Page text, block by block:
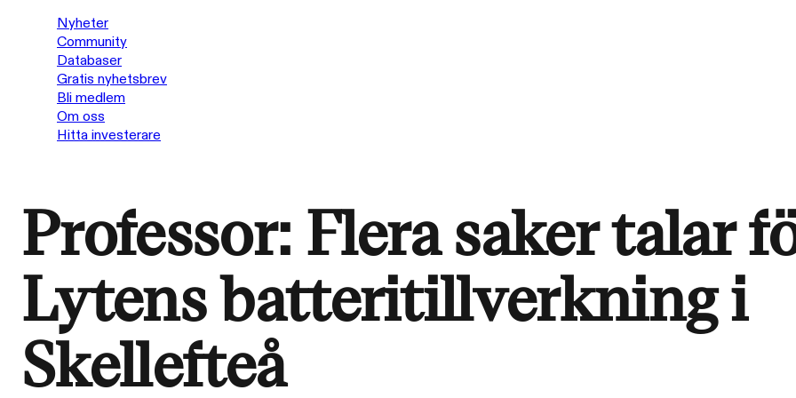
Nyheter
Community
Databaser
Gratis nyhetsbrev
Bli medlem
Om oss
Hitta investerare
Professor: Flera saker talar
Lytens batteritillverkning i
Skellefteå